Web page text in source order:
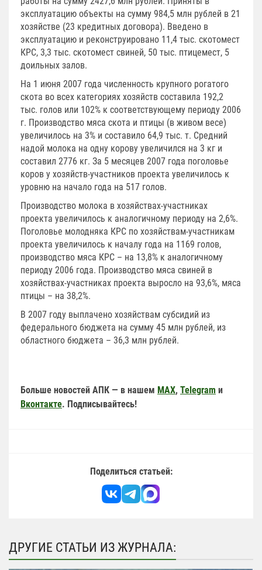
эксплуатацию объекты на сумму 984,5 млн рублей в 21
хозяйстве (23 кредитных договора). Введено в
эксплуатацию и реконструировано 11,4 тыс. скотомест
КРС, 3,3 тыс. скотомест свиней, 50 тыс. птицемест, 5
доильных залов.
На 1 июня 2007 года численность крупного рогатого
скота во всех категориях хозяйств составила 192,2
тыс. голов или 102% к соответствующему периоду 2006
г. Производство мяса скота и птицы (в живом весе)
увеличилось на 3% и составило 64,9 тыс. т. Средний
надой молока на одну корову увеличился на 3 кг и
составил 2776 кг. За 5 месяцев 2007 года поголовье
коров у хозяйств-участников проекта увеличилось к
уровню на начало года на 517 голов.
Производство молока в хозяйствах-участниках
проекта увеличилось к аналогичному периоду на 2,6%.
Поголовье молодняка КРС по хозяйствам-участникам
проекта увеличилось к началу года на 1169 голов,
производство мяса КРС – на 13,8% к аналогичному
периоду 2006 года. Производство мяса свиней в
хозяйствах-участниках проекта выросло на 93,6%, мяса
птицы – на 38,2%.
В 2007 году выплачено хозяйствам субсидий из
федерального бюджета на сумму 45 млн рублей, из
областного бюджета – 36,3 млн рублей.
Больше новостей АПК — в нашем MAX, Telegram и
Вконтакте. Подписывайтесь!
Поделиться статьей:
ДРУГИЕ СТАТЬИ ИЗ ЖУРНАЛА: